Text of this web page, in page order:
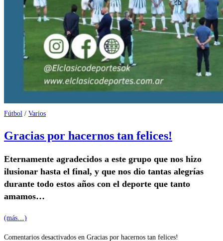
Fútbol / Varios
Gracias por hacernos tan felices!
Eternamente agradecidos a este grupo que nos hizo
ilusionar hasta el final, y que nos dio tantas alegrías
durante todo estos años con el deporte que tanto
amamos…
(más…)
Comentarios desactivados en Gracias por hacernos tan felices!